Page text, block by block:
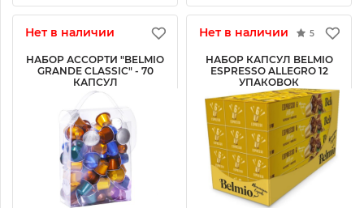
Нет в наличии
НАБОР АССОРТИ "BELMIO
GRANDE CLASSIC" - 70
КАПСУЛ
Нет в наличии 5
НАБОР КАПСУЛ BELMIO
ESPRESSO ALLEGRO 12
УПАКОВОК